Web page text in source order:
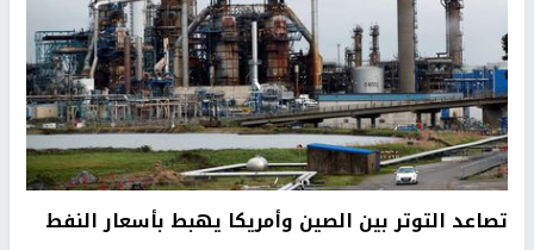
تصاعد التوتر بين الصين وأمريكا يهبط بأسعار النفط